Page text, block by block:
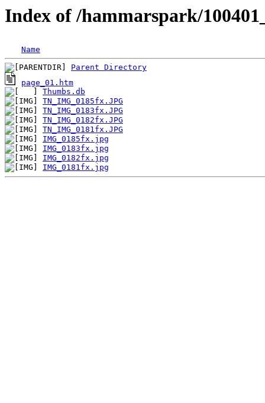
Index of /hammarspark/
Name
Parent Directory
page_01.htm
Thumbs.db
TN_IMG_0185fx.JPG
TN_IMG_0183fx.JPG
TN_IMG_0182fx.JPG
TN_IMG_0181fx.JPG
IMG_0185fx.jpg
IMG_0183fx.jpg
IMG_0182fx.jpg
IMG_0181fx.jpg